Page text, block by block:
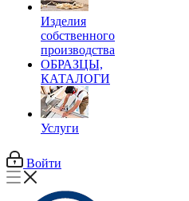
Изделия
собственного
производства
ОБРАЗЦЫ,
КАТАЛОГИ
Услуги
Войти